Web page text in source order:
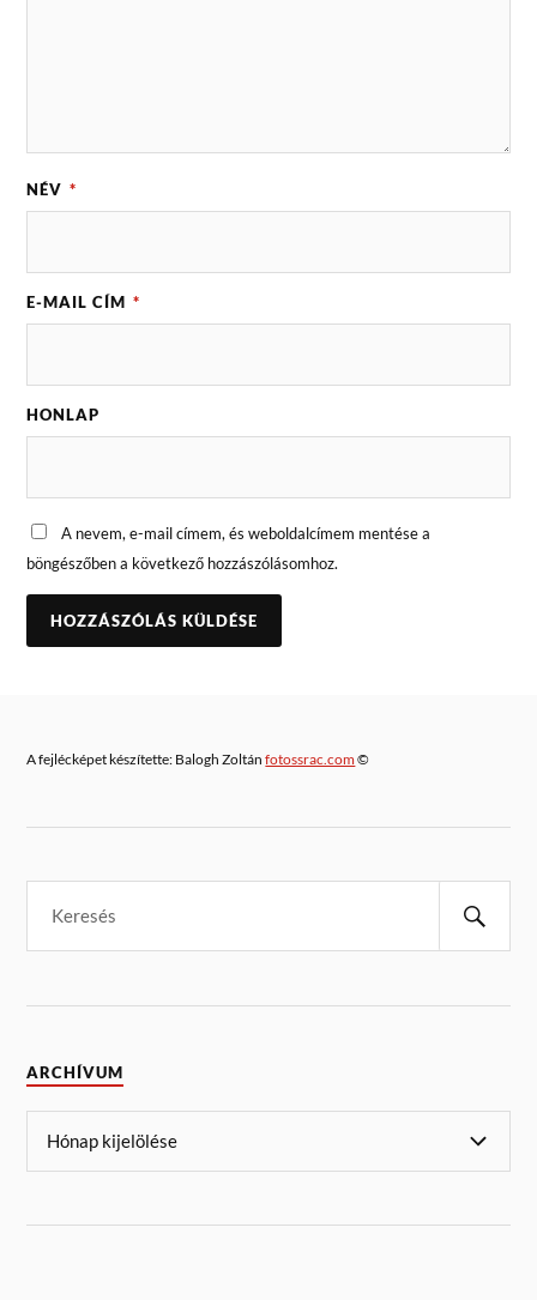
NÉV *
E-MAIL CÍM *
HONLAP
A nevem, e-mail címem, és weboldalcímem mentése a
böngészőben a következő hozzászólásomhoz.
A fejlécképet készítette: Balogh Zoltánfotossrac.com©
ARCHÍVUM